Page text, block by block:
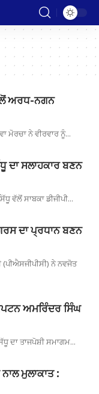
ਅਰਧ-ਨਗਨ
ਮੋਰਚਾ ਨੇ ਵੀਰਵਾਰ ਨੂੰ…
ਦਾ ਸਲਾਹਕਾਰ ਬਣਨ
ਵੱਲੋਂ ਸਾਬਕਾ ਡੀਜੀਪੀ…
ਦਾ ਪ੍ਰਧਾਨ ਬਣਨ
ਨੇ ਨਵਜੋਤ
ਅਮਰਿੰਦਰ ਸਿੰਘ
ਦਾ ਤਾਜਪੋਸ਼ੀ ਸਮਾਗਮ…
ਮੁਲਾਕਾਤ :